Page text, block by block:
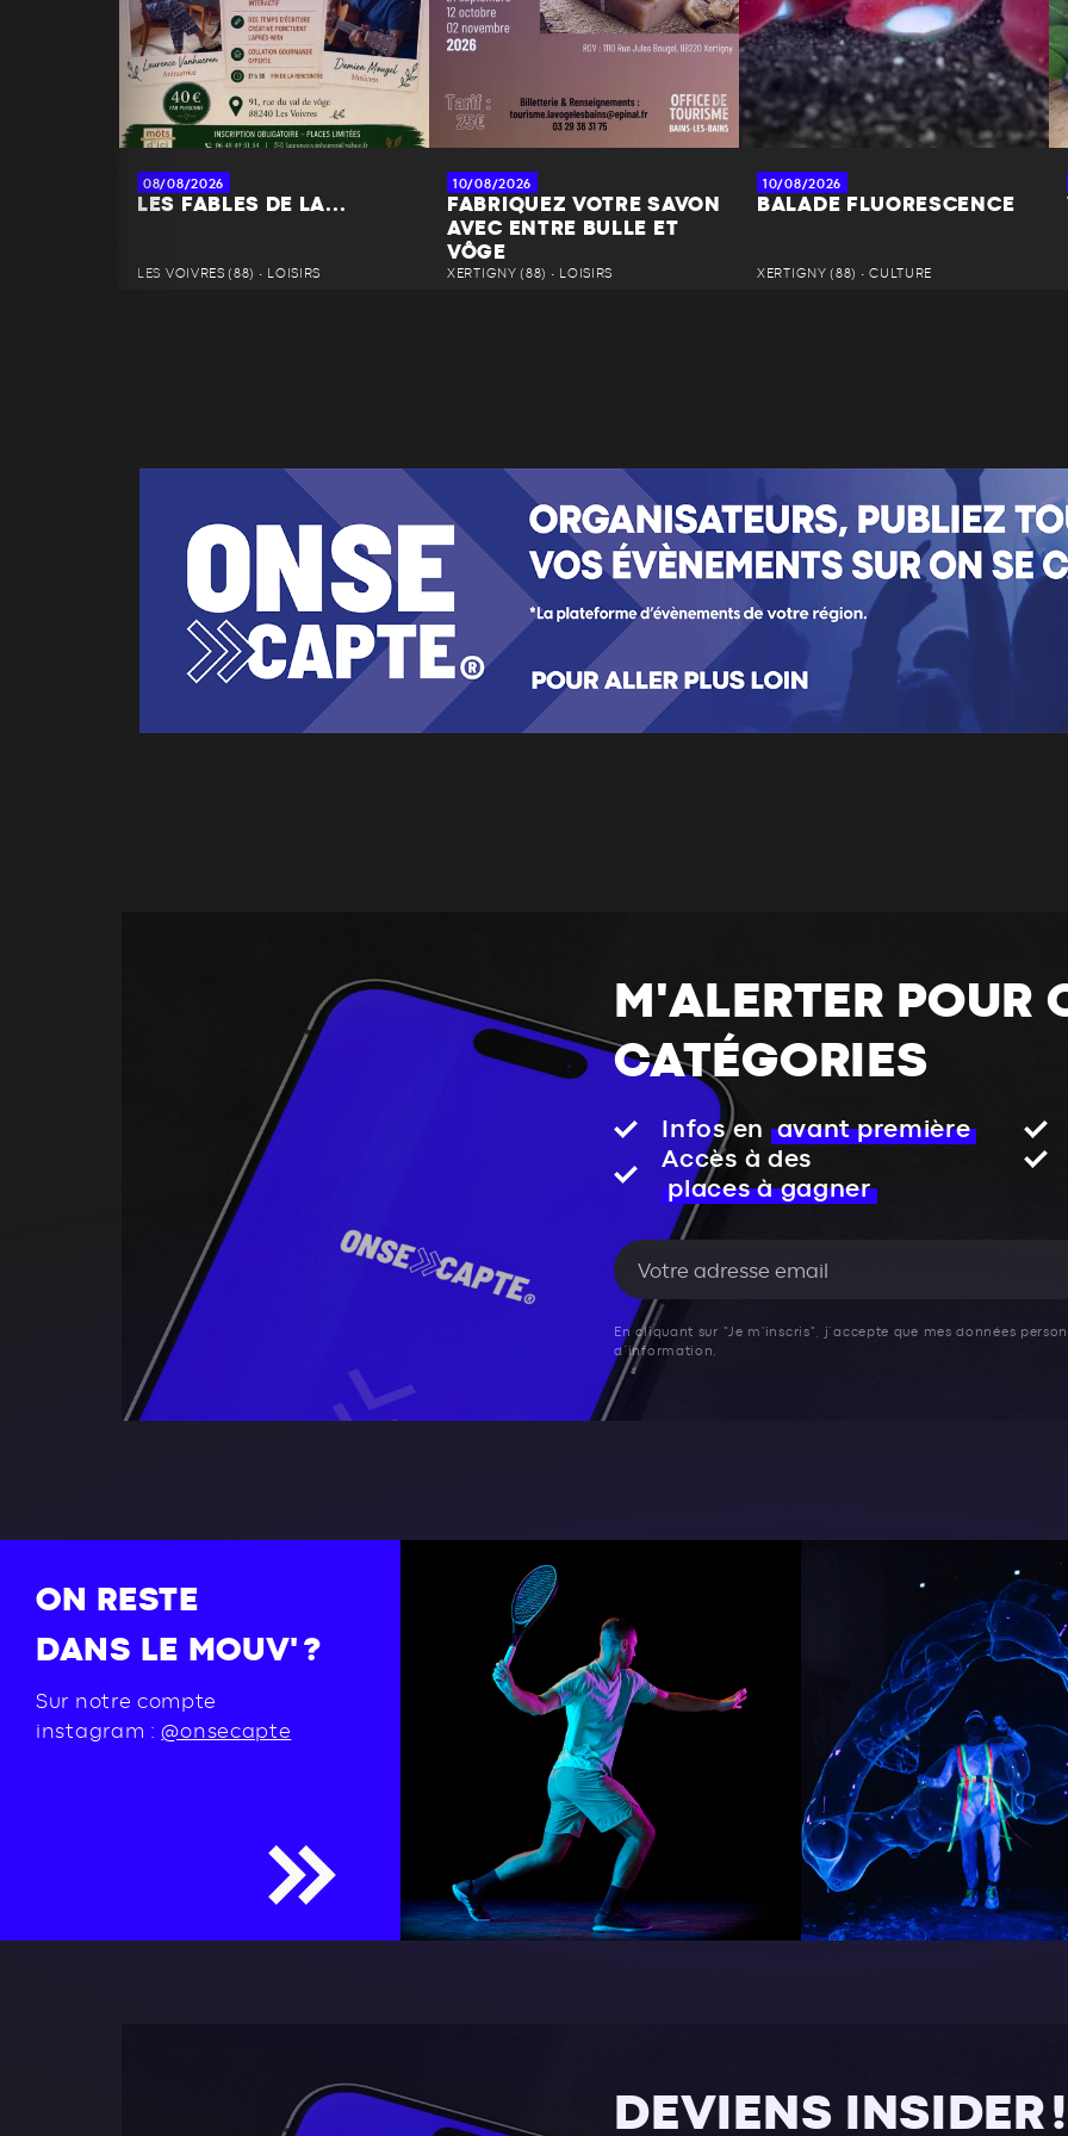
08/08/2026
LES FABLES DE LA...
LES VOIVRES (88) • LOISIRS
10/08/2026
FABRIQUEZ VOTRE SAVON
AVEC ENTRE BULLE ET
VÔGE
XERTIGNY (88) • LOISIRS
10/08/2026
BALADE FLUORESCENCE
XERTIGNY (88) • CULTURE
M'ALERTER POUR
CATÉGORIES
Infos en
avant première
Accès à des
places à gagner
En cliquant sur "Je m'inscris", j’accepte que mes données
d’information.
ON RESTE
DANS LE MOUV' ?
Sur notre compte
instagram :@onsecapte
DEVIENS INSIDER !